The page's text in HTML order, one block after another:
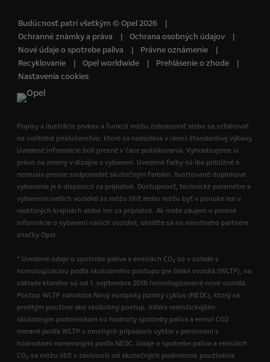
Budúcnosť patrí všetkým © Opel 2026
Ochranné známky a práva
Ochrana osobných údajov
Nové údaje o spotrebe paliva
Právne oznámenie
Recyklovanie
Opel worldwide
Prehlásenie o zhode
Nastavenia cookies
Popisy a ilustrácie prvkov a funkcií môžu zobrazovať alebo sa vzťahovať
na voliteľné príslušenstvo, ktoré sa nedodáva v rámci štandardnej výbavy.
Uvedené informácie boli presné v čase publikovania. Vyhradzujeme si
právo na zmeny v dizajne a vybavení. Uvedené farby sú iba približné a
nemusia presne zodpovedať skutočným farbám. Ilustrované doplnkové
vybavenie je k dispozícii za príplatok. Dostupnosť, technické parametre a
vybavenie našich vozidiel sa môžu líšiť alebo môžu byť v ponuke len v
niektorých krajinách alebo len za príplatok. Ak máte záujem o presné
informácie o vybavení našich vozidiel, obráťte sa na miestneho partnera
značky Opel.
* Uvedené údaje o spotrebe paliva a emisiách CO2 sú v súlade s
homologizáciou podľa skúšobného postupu pre ľahké vozidlá (WLTP), na
základe ktorého sú od 1. septembra 2018 homologizované nové vozidlá.
Postup WLTP nahrádza Nový európsky jazdný cyklus (NEDC), ktorý sa
predtým používal ako skúšobný postup. Vďaka realistickejším
skúšobným podmienkam sú hodnoty spotreby paliva a emisií CO2
merané podľa WLTP v mnohých prípadoch vyššie v porovnaní s
hodnotami nameranými podľa NEDC. Údaje o spotrebe paliva a emisiách
CO2 sa môžu líšiť v závislosti od skutočných podmienok používania